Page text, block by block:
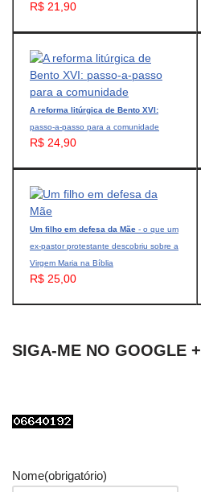
R$ 21,90
A reforma litúrgica de Bento XVI:
passo-a-passo para a comunidade
R$ 24,90
Um filho em defesa da Mãe - o que um
ex-pastor protestante descobriu sobre a
Virgem Maria na Bíblia
R$ 25,00
SIGA-ME NO GOOGLE +
Nome(obrigatório)